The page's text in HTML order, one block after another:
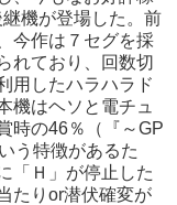
機が登場した。前
今作は７セグを採
れており、回数切
用したハラハラド
機はヘソと電チュ
時の46％（『～GP
う特徴があるた
「Ｈ」が停止した
たりor潜伏確変が